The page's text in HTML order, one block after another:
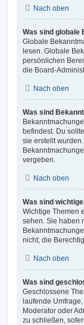
Nach oben
Was sind globale
Globale
lesen. Globale
persönlichen
die Board-
Nach oben
Was sind
befindest. Du
sie erstellt
vergeben.
Nach oben
Was sind
Wichtige Themen
sehen. Sie haben
nicht; die
Nach oben
Was sind
Geschlossene
laufende
Moderator oder
zu schließen,